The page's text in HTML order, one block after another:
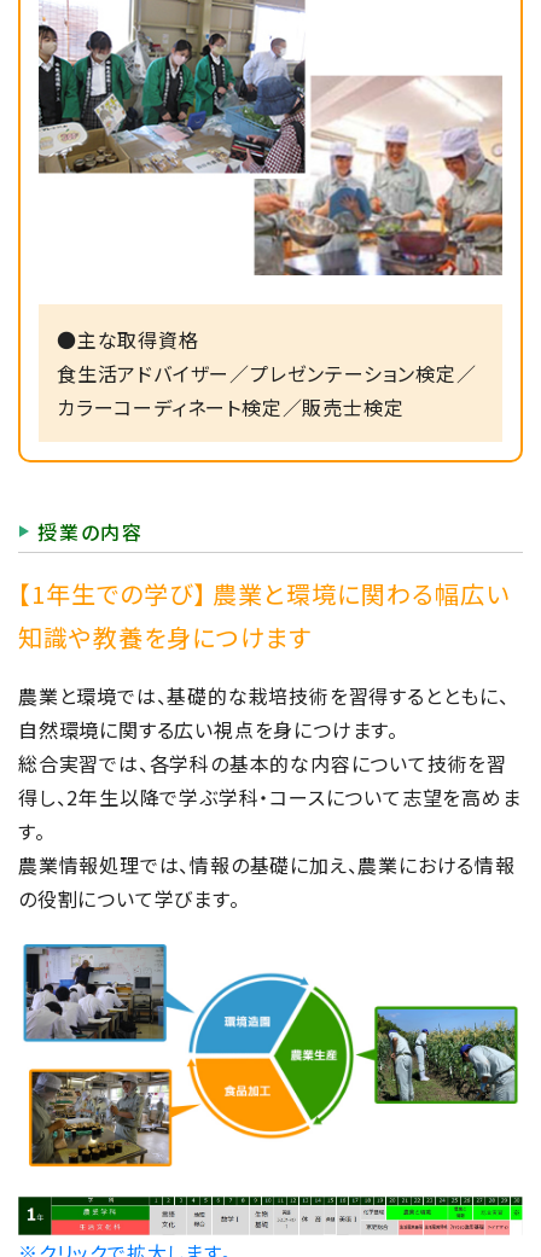
2024/03/11 食品開発コース
三重ホンダヒート本校卒業生 来校
食品開発コース
四日市市文化まちづくり財団、手延製麺所の
方の特別講義を行ないました。
2023/11/20 食品科学科
ヤマモリ株式会社特別講義
四日市ひやむぎパン 販売しました。
2023/11/01 食品科学科
四日市ひやむぎパン発表会
2023/09/09 食品科学コース
2023/08/17
地産地消商品開発発表会
2023/07/25 食品科学科
２年食品科学科北勢市場見学に行きました。
四日市ひやむぎ餃子が都ホテル四日市「パ
ルミエール」様のメニューに採用されました。
●主な取得資格
食生活アドバイザー／プレゼンテーション検定／
カラーコーディネート検定／販売士検定
授業の内容
【1年生での学び】 農業と環境に関わる幅広い
知識や教養を身につけます
農業と環境では、基礎的な栽培技術を習得するとともに、
自然環境に関する広い視点を身につけます。
総合実習では、各学科の基本的な内容について技術を習
得し、2年生以降で学ぶ学科・コースについて志望を高めま
す。
農業情報処理では、情報の基礎に加え、農業における情報
の役割について学びます。